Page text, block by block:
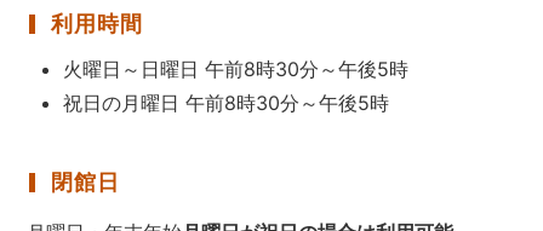
利用時間
火曜日～日曜日 午前8時30分～午後5時
祝日の月曜日 午前8時30分～午後5時
閉館日